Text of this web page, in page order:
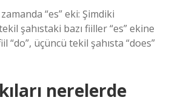
“es” eki: Şimdiki
şahıstaki bazı fiiller “es” ekine
“do”, üçüncü tekil şahısta “does”
nerelerde